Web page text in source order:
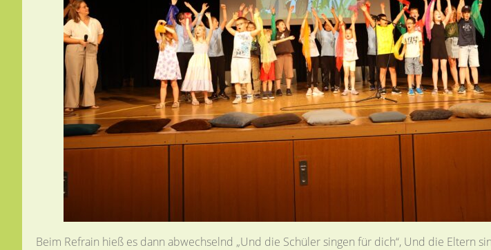
Beim Refrain hieß es dann abwechselnd „Und die Schüler singen für dich“, Und die Eltern